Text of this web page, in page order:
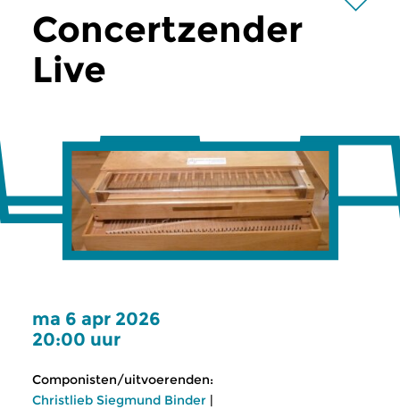
Concertzender
Live
ma 6 apr 2026
20:00 uur
Componisten/uitvoerenden:
Christlieb Siegmund Binder |